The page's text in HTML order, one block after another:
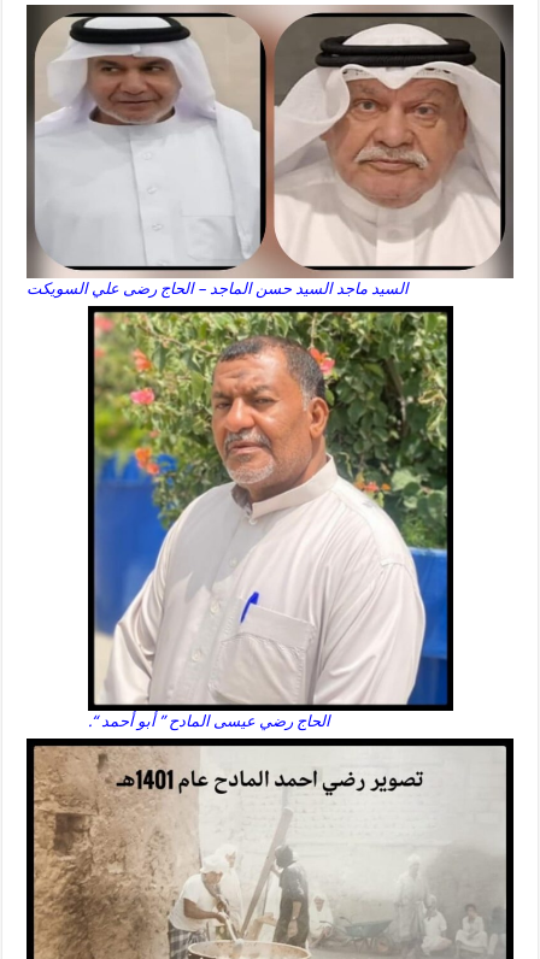
السيد ماجد السيد حسن الماجد – الحاج رضى علي السويكت
الحاج رضي عيسى المادح ” أبو أحمد “.